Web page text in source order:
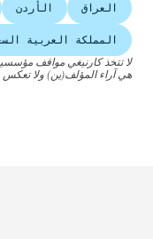
العراق الأردن
المملكة العربية
لا تتخذ كارنيغي مواقف
هي آراء المؤلف(ين) ولا تعكس